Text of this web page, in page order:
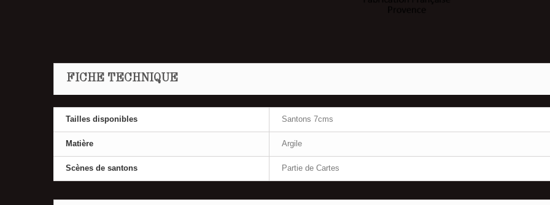
FICHE TECHNIQUE
Tailles disponibles Santons 7cms
Matière Argile
Scènes de santons Partie de Cartes